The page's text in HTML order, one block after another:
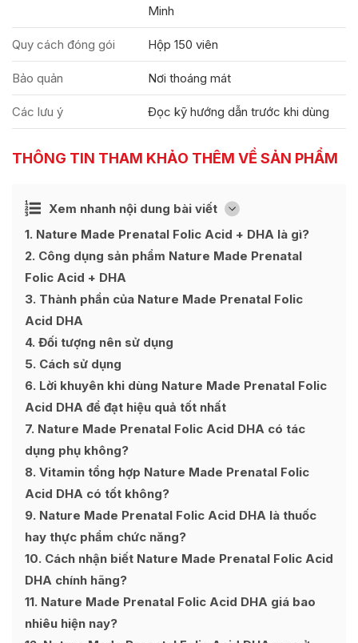
Minh
Quy cách đóng gói Hộp 150 viên
Bảo quản Nơi thoáng mát
Các lưu ý Đọc kỹ hướng dẫn trước khi dùng
THÔNG TIN THAM KHẢO THÊM VỀ SẢN PHẨM
Xem nhanh nội dung bài viết [
Ẩn
1 Nature Made Prenatal Folic Acid + DHA là gì?
2 Công dụng sản phẩm Nature Made Prenatal
Folic Acid + DHA
3 Thành phần của Nature Made Prenatal Folic
Acid DHA
4 Đối tượng nên sử dụng
5 Cách sử dụng
6 Lời khuyên khi dùng Nature Made Prenatal Folic
Acid DHA để đạt hiệu quả tốt nhất
7 Nature Made Prenatal Folic Acid DHA có tác
dụng phụ không?
8 Vitamin tổng hợp Nature Made Prenatal Folic
Acid DHA có tốt không?
9 Nature Made Prenatal Folic Acid DHA là thuốc
hay thực phẩm chức năng?
10 Cách nhận biết Nature Made Prenatal Folic Acid
DHA chính hãng?
11 Nature Made Prenatal Folic Acid DHA giá bao
nhiêu hiện nay?